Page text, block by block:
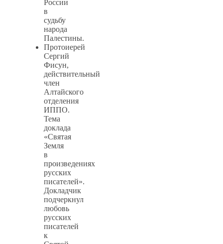
России
в
судьбу
народа
Палестины.
Протоиерей
Сергий
Фисун,
действительный
член
Алтайского
отделения
ИППО.
Тема
доклада
«Святая
Земля
в
произведениях
русских
писателей».
Докладчик
подчеркнул
любовь
русских
писателей
к